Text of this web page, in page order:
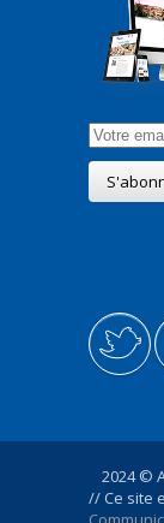
2024 ©
// Ce site